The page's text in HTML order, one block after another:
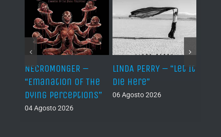
NECROMONGER –
“Emanation Of The
Dying Perceptions”
04 Agosto 2026
LINDA PERRY – “Let It
Die Here”
06 Agosto 2026